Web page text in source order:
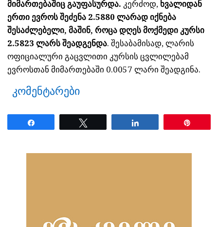
მიმართებაშიც გაუფასურდა. კერძოდ, ხვალიდან
ერთი ევროს შეძენა 2.5880 ლარად იქნება
შესაძლებელი, მაშინ, როცა დღეს მოქმედი კურსი
2.5823 ლარს შეადგენდა. შესაბამისად, ლარის
ოფიციალური გაცვლითი კურსის ცვლილებამ
ევროსთან მიმართებაში 0.0057 ლარი შეადგინა.
კომენტარები